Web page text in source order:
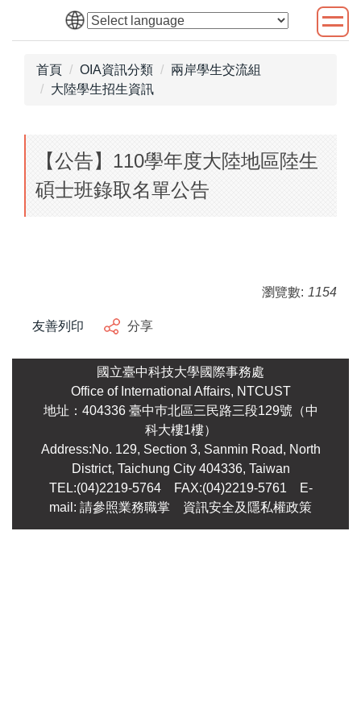
首頁 OIA資訊分類
兩岸學生交流組
大陸學生招生資訊
【公告】110學年度大陸地區陸生
碩士班錄取名單公告
瀏覽數: 1154
友善列印 分享
國立臺中科技大學國際事務處
Office of International Affairs, NTCUST
地址：404336 臺中巿北區三民路三段129號（中
科大樓1樓）
Address:No. 129, Section 3, Sanmin Road, North
District, Taichung City 404336, Taiwan
TEL:(04)2219-5764 FAX:(04)2219-5761
E-
mail: 請參照業務職掌
資訊安全及隱私權政策